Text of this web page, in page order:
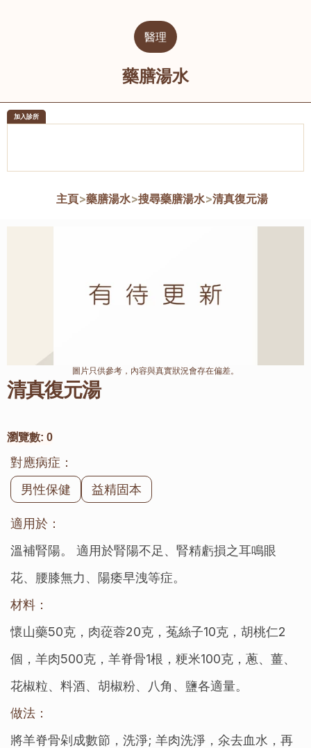
醫理
藥膳湯水
加入診所
主頁>藥膳湯水>搜尋藥膳湯水>清真復元湯
清真復元湯
瀏覽數: 0
對應病症：
男性保健
益精固本
適用於：
溫補腎陽。 適用於腎陽不足、腎精虧損之耳鳴眼
花、腰膝無力、陽痿早洩等症。
材料：
懷山藥50克，肉蓯蓉20克，菟絲子10克，胡桃仁2
個，羊肉500克，羊脊骨1根，粳米100克，蔥、薑、
花椒粒、料酒、胡椒粉、八角、鹽各適量。
做法：
將羊脊骨剁成數節，洗淨; 羊肉洗淨，氽去血水，再
圖片只供參考，內容與真實狀況會存在偏差。